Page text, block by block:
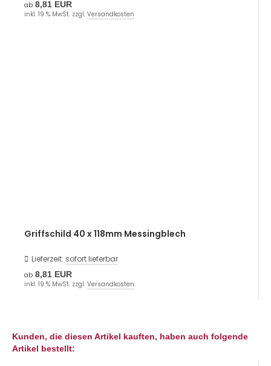
ab 8,81 EUR
inkl. 19 % MwSt. zzgl. Versandkosten
Griffschild 40 x 118mm Messingblech
Lieferzeit: sofort lieferbar
ab 8,81 EUR
inkl. 19 % MwSt. zzgl. Versandkosten
Kunden, die diesen Artikel kauften, haben auch folgende
Artikel bestellt: